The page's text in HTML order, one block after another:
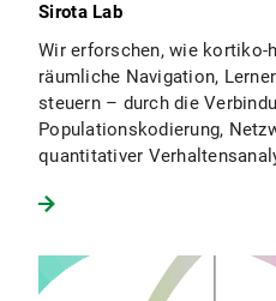
Sirota Lab
Wir erforschen, wie kortiko-
räumliche Navigation,
steuern – durch die
Populationskodierung,
quantitativer